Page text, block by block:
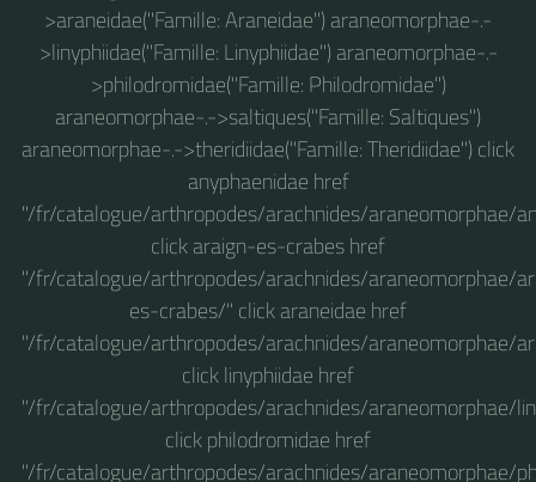
>araneidae("Famille: Araneidae") araneomorphae-.-
>linyphiidae("Famille: Linyphiidae") araneomorphae-.-
>philodromidae("Famille: Philodromidae")
araneomorphae-.->saltiques("Famille: Saltiques")
araneomorphae-.->theridiidae("Famille: Theridiidae") click
anyphaenidae href
"/fr/catalogue/arthropodes/arachnides/araneomorphae/
click araign-es-crabes href
"/fr/catalogue/arthropodes/arachnides/araneomorphae/
es-crabes/" click araneidae href
"/fr/catalogue/arthropodes/arachnides/araneomorphae/
click linyphiidae href
"/fr/catalogue/arthropodes/arachnides/araneomorphae/
click philodromidae href
"/fr/catalogue/arthropodes/arachnides/araneomorphae/